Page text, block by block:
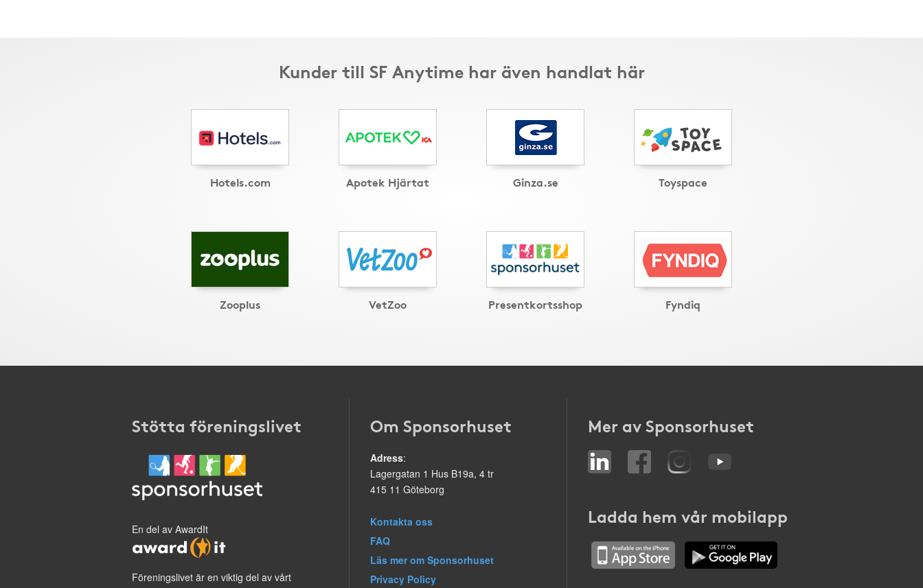
Kunder till SF Anytime har även handlat här
Hotels.com Apotek Hjärtat Ginza.se Toyspace
Zooplus VetZoo Presentkortsshop Fyndiq
Stötta föreningslivet
En del av AwardIt
Föreningslivet är en viktig del av vårt
Om Sponsorhuset
Adress:
Lagergatan 1 Hus B19a, 4 tr
415 11 Göteborg
Kontakta oss
FAQ
Läs mer om Sponsorhuset
Privacy Policy
Mer av Sponsorhuset
Ladda hem vår mobilapp